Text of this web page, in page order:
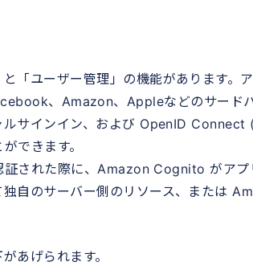
「ユーザー管理」の機能があります。
、Amazon、Appleなどのサードパ
ルサインイン、および OpenID
できます。
された際に、Amazon Cognito がアプ
自のサーバー側のリソース、または
あげられます。